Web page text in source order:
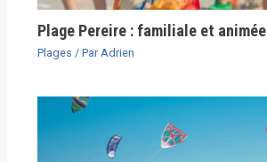
Plage Pereire : familiale et animée
Plages / Par Adrien